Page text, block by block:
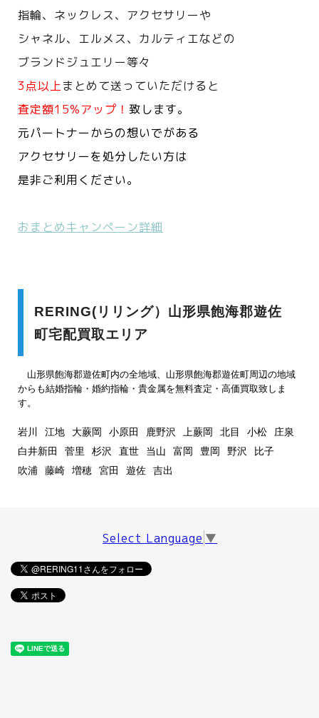
指輪、ネックレス、アクセサリーや
シャネル、エルメス、カルティエなどの
ブランドジュエリー等々
3点以上まとめて送っていただけると
査定額15%アップ！ 致します。
元パートナーからの想いでがある
アクセサリーを処分したい方は
是非ご利用ください。
おまとめキャンペーン詳細
RERING(リリング）山形県飽海郡遊佐
町宅配買取エリア
山形県飽海郡遊佐町内の全地域、山形県飽海郡遊佐町周辺の地域
からも結婚指輪・婚約指輪・貴金属を無料査定・高価買取致しま
す。
岩川 江地 大蕨岡 小原田 鹿野沢 上蕨岡 北目 小松
庄泉
白井新田
菅里 杉沢 直世 当山 富岡 豊岡 野沢
比子
吹浦
藤崎 増穂 宮田 遊佐 吉出
Select Language ▼